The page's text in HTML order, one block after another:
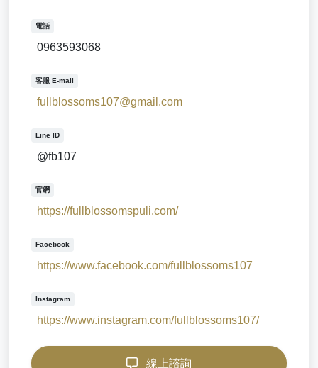
電話
0963593068
客服 E-mail
fullblossoms107@gmail.com
Line ID
@fb107
官網
https://fullblossomspuli.com/
Facebook
https://www.facebook.com/fullblossoms107
Instagram
https://www.instagram.com/fullblossoms107/
線上諮詢